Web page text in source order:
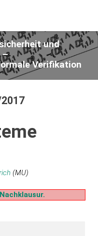
und
–
Verifikation
(MU)